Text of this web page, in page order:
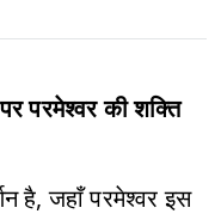
परमेश्वर की शक्ति
है, जहाँ परमेश्वर इस